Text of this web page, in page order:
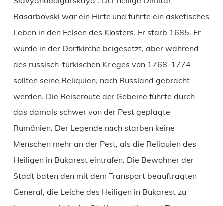
Basarbovski war ein Hirte und fuhrte ein asketisches
Leben in den Felsen des Klosters. Er starb 1685. Er
wurde in der Dorfkirche beigesetzt, aber wahrend
des russisch-türkischen Krieges von 1768-1774
sollten seine Reliquien, nach Russland gebracht
werden. Die Reiseroute der Gebeine führte durch
das damals schwer von der Pest geplagte
Rumänien. Der Legende nach starben keine
Menschen mehr an der Pest, als die Reliquien des
Heiligen in Bukarest eintrafen. Die Bewohner der
Stadt baten den mit dem Transport beauftragten
General, die Leiche des Heiligen in Bukarest zu